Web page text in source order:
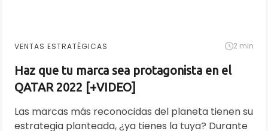
VENTAS ESTRATÉGICAS 2 min
Haz que tu marca sea protagonista en el
QATAR 2022 [+VIDEO]
Las marcas más reconocidas del planeta tienen su
estrategia planteada, ¿ya tienes la tuya? Durante